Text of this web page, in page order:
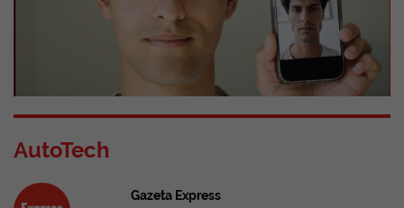
AutoTech
Gazeta Express